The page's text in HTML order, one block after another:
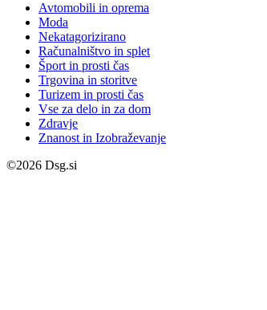
Avtomobili in oprema
Moda
Nekatagorizirano
Računalništvo in splet
Šport in prosti čas
Trgovina in storitve
Turizem in prosti čas
Vse za delo in za dom
Zdravje
Znanost in Izobraževanje
©2026 Dsg.si